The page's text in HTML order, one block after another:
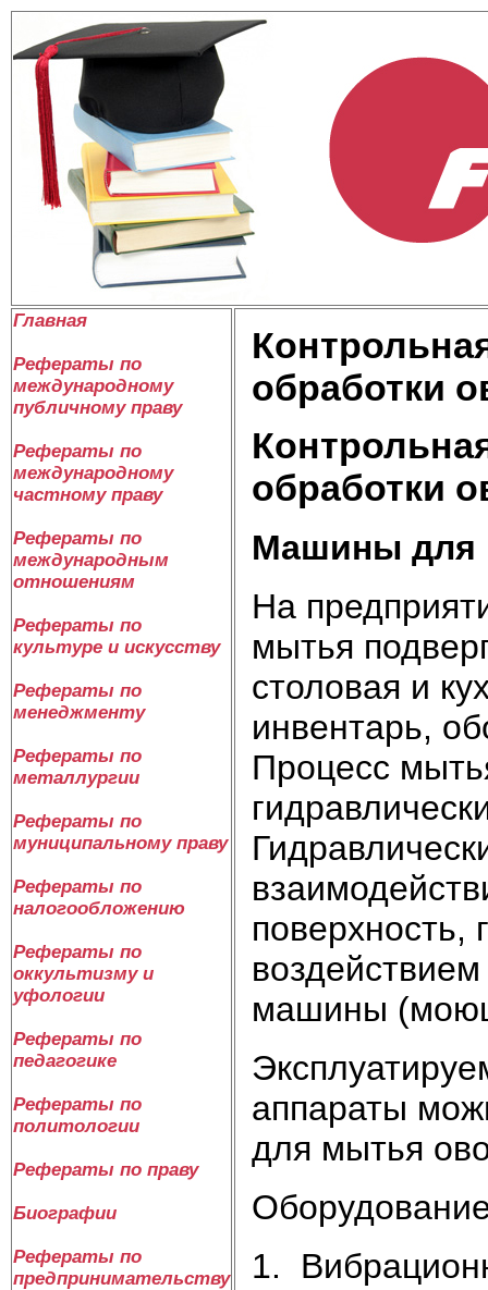
Главная
Рефераты по
международному
публичному праву
Рефераты по
международному
частному праву
Рефераты по
международным
отношениям
Рефераты по
культуре и искусству
Рефераты по
менеджменту
Рефераты по
металлургии
Рефераты по
муниципальному праву
Рефераты по
налогообложению
Рефераты по
оккультизму и
уфологии
Рефераты по
педагогике
Рефераты по
политологии
Рефераты по праву
Биографии
Рефераты по
предпринимательству
обработки
обработки
Машины для
На
мытья
столовая и
инвентарь,
Процесс
машины
аппараты
для мытья
1.